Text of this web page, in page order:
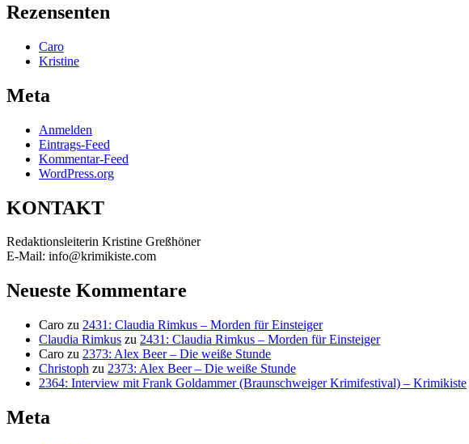
Rezensenten
Caro
Kristine
Meta
Anmelden
Eintrags-Feed
Kommentar-Feed
WordPress.org
KONTAKT
Redaktionsleiterin Kristine Greßhöner
E-Mail: info@krimikiste.com
Neueste Kommentare
Caro zu 2431: Claudia Rimkus – Morden für Einsteiger
Claudia Rimkus zu 2431: Claudia Rimkus – Morden für Einsteiger
Caro zu 2373: Alex Beer – Die weiße Stunde
Christoph zu 2373: Alex Beer – Die weiße Stunde
2364: Interview mit Frank Goldammer (Braunschweiger Krimifestival) – Krimikiste
Meta